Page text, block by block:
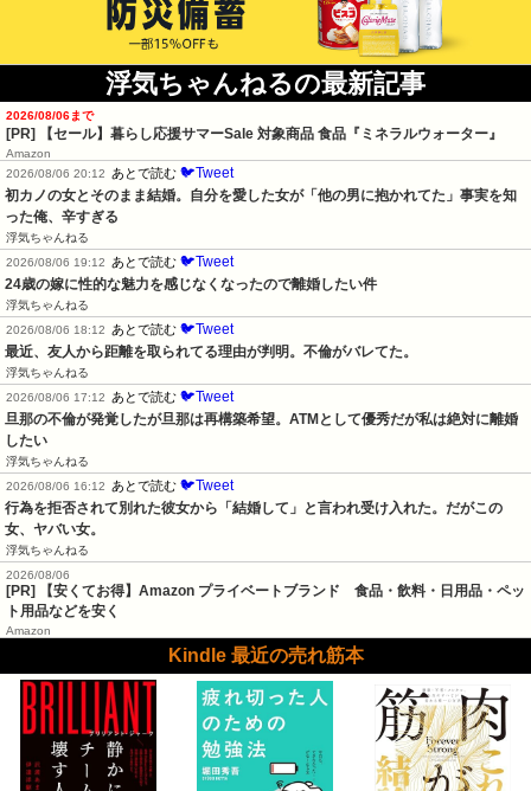
浮気ちゃんねるの最新記事
2026/08/06まで
[PR] 【セール】暮らし応援サマーSale 対象商品 食品『ミネラルウォーター』
Amazon
2026/08/06 20:12
あとで読む 🐦Tweet
初カノの女とそのまま結婚。自分を愛した女が「他の男に抱かれてた」事実を知
った俺、辛すぎる
浮気ちゃんねる
2026/08/06 19:12
あとで読む 🐦Tweet
24歳の嫁に性的な魅力を感じなくなったので離婚したい件
浮気ちゃんねる
2026/08/06 18:12
あとで読む 🐦Tweet
最近、友人から距離を取られてる理由が判明。不倫がバレてた。
浮気ちゃんねる
2026/08/06 17:12
あとで読む 🐦Tweet
旦那の不倫が発覚したが旦那は再構築希望。ATMとして優秀だが私は絶対に離婚
したい
浮気ちゃんねる
2026/08/06 16:12
あとで読む 🐦Tweet
行為を拒否されて別れた彼女から「結婚して」と言われ受け入れた。だがこの
女、ヤバい女。
浮気ちゃんねる
2026/08/06
[PR] 【安くてお得】Amazon プライベートブランド 食品・飲料・日用品・ペッ
ト用品などを安く
Amazon
Kindle 最近の売れ筋本